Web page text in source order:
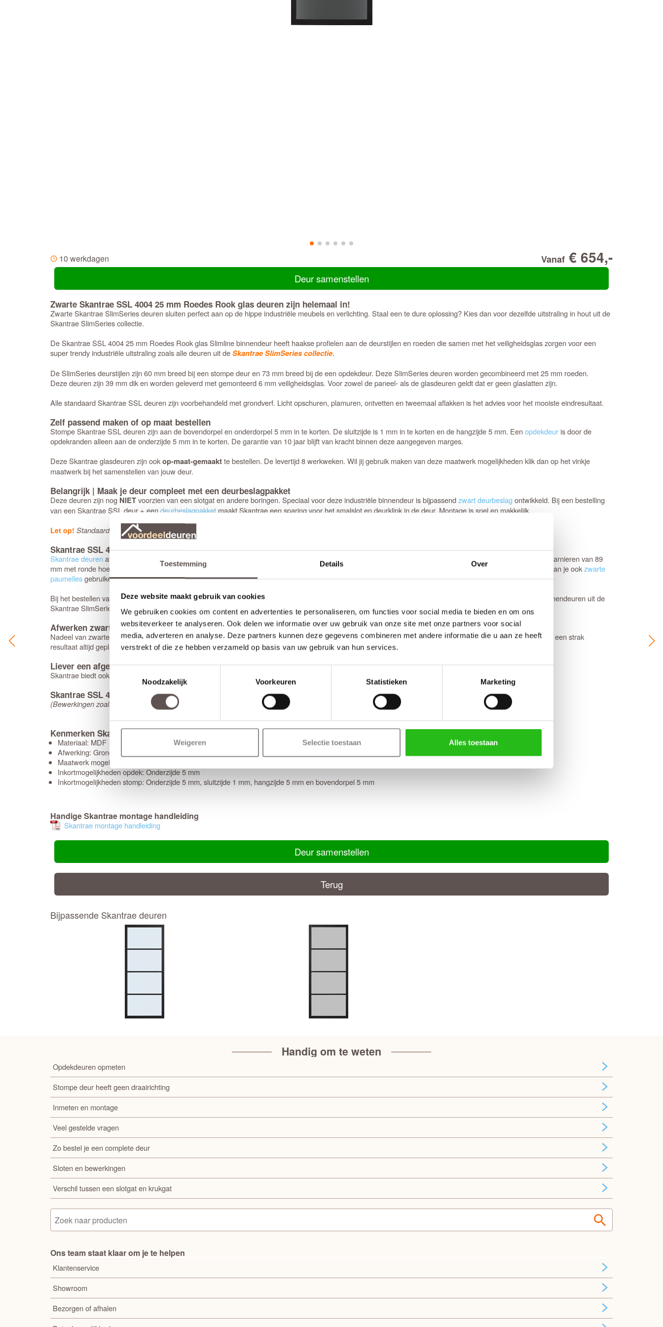
Toestemming Details Over
Deze website maakt gebruik van cookies
We gebruiken cookies om content en advertenties te personaliseren, om functies voor social media te bieden en om ons
websiteverkeer te analyseren. Ook delen we informatie over uw gebruik van onze site met onze partners voor social
media, adverteren en analyse. Deze partners kunnen deze gegevens combineren met andere informatie die u aan ze heeft
verstrekt of die ze hebben verzameld op basis van uw gebruik van hun services.
Toestemmingsselectie
Noodzakelijk
Voorkeuren Statistieken Marketing
Weigeren Selectie toestaan Alles toestaan
10 werkdagen Vanaf € 654,-
Deur samenstellen
Zwarte Skantrae SSL 4004 25 mm Roedes Rook glas deuren zijn helemaal in!
Zwarte Skantrae SlimSeries deuren sluiten perfect aan op de hippe industriële meubels en verlichting. Staal een te dure oplossing? Kies dan voor dezelfde uitstraling in hout uit de
Skantrae SlimSeries collectie.
De Skantrae SSL 4004 25 mm Roedes Rook glas Slimline binnendeur heeft haakse profielen aan de deurstijlen en roeden die samen met het veiligheidsglas zorgen voor een
super trendy industriële uitstraling zoals alle deuren uit deSkantrae SlimSeries collectie.
De SlimSeries deurstijlen zijn 60 mm breed bij een stompe deur en 73 mm breed bij de een opdekdeur. Deze SlimSeries deuren worden gecombineerd met 25 mm roeden.
Deze deuren zijn 39 mm dik en worden geleverd met gemonteerd 6 mm veiligheidsglas. Voor zowel de paneel- als de glasdeuren geldt dat er geen glaslatten zijn.
Alle standaard Skantrae SSL deuren zijn voorbehandeld met grondverf. Licht opschuren, plamuren, ontvetten en tweemaal aflakken is het advies voor het mooiste eindresultaat.
Zelf passend maken of op maat bestellen
Stompe Skantrae SSL deuren zijn aan de bovendorpel en onderdorpel 5 mm in te korten. De sluitzijde is 1 mm in te korten en de hangzijde 5 mm. Eenopdekdeur is door de
opdekranden alleen aan de onderzijde 5 mm in te korten. De garantie van 10 jaar blijft van kracht binnen deze aangegeven marges.
Deze Skantrae glasdeuren zijn ookop-maat-gemaaktte bestellen. De levertijd 8 werkweken. Wil jij gebruik maken van deze maatwerk mogelijkheden klik dan op het vinkje
maatwerk bij het samenstellen van jouw deur.
Belangrijk | Maak je deur compleet met een deurbeslagpakket
Deze deuren zijn nog NIETvoorzien van een slotgat en andere boringen. Speciaal voor deze industriële binnendeur is bijpassendzwart deurbeslagontwikkeld. Bij een bestelling
van een Skantrae SSL deur + eendeurbeslagpakket maakt Skantrae een sparing voor het smalslot en deurklink in de deur. Montage is snel en makkelijk.
Let op! Standaard deurkrukken en insteeksloten passen niet in deze smalle deurstijlen!
Skantrae SSL 4004 25 mm Roedes Rook glas deuren afhangen met scharnieren
Skantrae deuren afhangen kan met elk standaard scharnier, maar zwarte scharnieren zijn het mooist. De meest gebruikte zwarte scharnieren
zijn kogellager scharnieren van 89
mm met ronde hoeken. Het advies is 3 stuks per deur te monteren. Opdekdeuren worden afgehangen met paumelle scharnieren. Voor deze industriële deuren kan je ookzwarte
paumellesgebruiken.
Bij het bestellen van eenstompe deur is de draairichting niet van belang. Bestel je een
is het wel belangrijk dat je de juiste draairichting aangeeft. Binnendeuren uit de
Skantrae SlimSeries collectie worden geleverd met 10 jaar garantie.
Afwerken zwarte Skantrae SSL binnendeuren
Nadeel van zwarte grondverf ten opzichte van wit is dat iedere kras, deuk of afwijking in het houten frame direct zichtbaar is. Zwarte houten deuren moeten voor een strak
resultaat altijd geplamuurd en afgeschilderd worden. Krassen, schaafplekken en lichte beschadigingen in de deur vallen niet onder schade of garantie.
Liever een afgelakte deur?
Skantrae biedt ook afgelakte zwarte deuren. Bekijk voor de afgelakte versie de
Skantrae SSL 4004 25 mm Roedes Rook glas deuren binnen 10 werkdagen in huis
(Bewerkingen zoals een infresing + deurbeslagpakket of tochtvaldorpel verlengt de levertijd met 3 werkdagen)
Kenmerken Skantrae SSL 4004 25 mm Roedes Rook glas
Materiaal: MDF
Afwerking: Grondverf RAL9011
Maatwerk mogelijk: Ja, 40 werkdagen levertijd
Inkortmogelijkheden opdek: Onderzijde 5 mm
Inkortmogelijkheden stomp: Onderzijde 5 mm, sluitzijde 1 mm, hangzijde 5 mm en bovendorpel 5 mm
Handige Skantrae montage handleiding
Skantrae montage handleiding
Deur samenstellen
Terug
Bijpassende Skantrae deuren
Handig om te weten
Opdekdeuren opmeten
Stompe deur heeft geen draairichting
Inmeten en montage
Veel gestelde vragen
Zo bestel je een complete deur
Sloten en bewerkingen
Verschil tussen een slotgat en krukgat
Ons team staat klaar om je te helpen
Klantenservice
Showroom
Bezorgen of afhalen